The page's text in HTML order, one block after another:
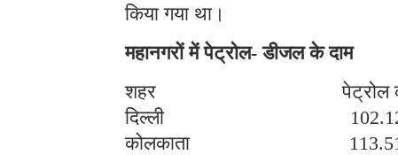
किया गया था।
महानगरों में पेट्रोल- डीजल के दाम
शहर पेट्रोल का
दिल्ली
कोलकाता